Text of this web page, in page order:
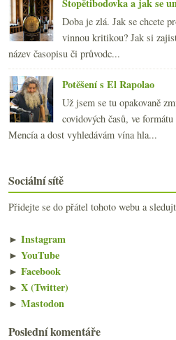
Stopětibodovka a jak se
Doba je zlá. Jak se chcete
vinnou kritikou? Jak si
název časopisu či průvodc...
Potěšení s El Rapolao
Už jsem se tu opakovaně
covidových časů, ve
Mencía a dost vyhledávám vína hla...
Sociální sítě
Přidejte se do přátel tohoto webu a
► Instagram
► YouTube
► Facebook
► X (Twitter)
► Mastodon
Poslední komentáře